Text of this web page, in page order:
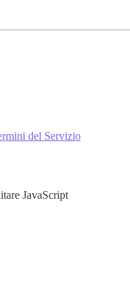
del Servizio
JavaScript